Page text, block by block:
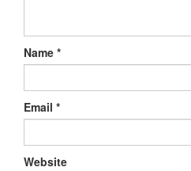
Name *
Email *
Website